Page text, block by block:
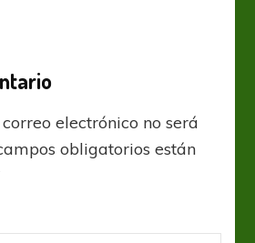
electrónico no será
obligatorios están